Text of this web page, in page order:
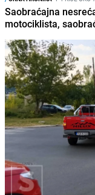
Saobraćajna
motociklista,